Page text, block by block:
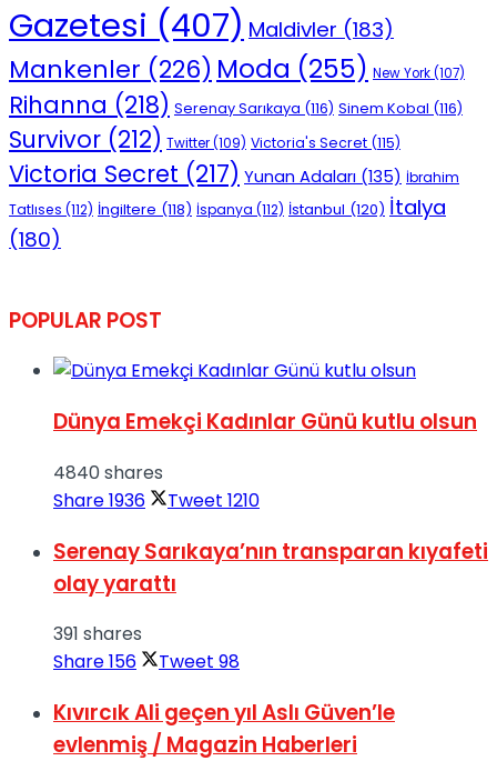
Gazetesi (407) Maldivler (183)
Mankenler (226) Moda (255) New York(107)
Rihanna (218) Serenay Sarıkaya (116) Sinem Kobal (116)
Survivor (212) Twitter(109) Victoria's Secret (115)
Victoria Secret (217) Yunan Adaları (135) İbrahim
Tatlıses (112) İngiltere (118) İspanya (112) İstanbul (120) İtalya
(180)
POPULAR POST
Dünya Emekçi Kadınlar Günü kutlu olsun
4840 shares
Share1936 Tweet 1210
Serenay Sarıkaya’nın transparan kıyafeti
olay yarattı
391 shares
Share156 Tweet 98
Kıvırcık Ali geçen yıl Aslı Güven’le
evlenmiş / Magazin Haberleri